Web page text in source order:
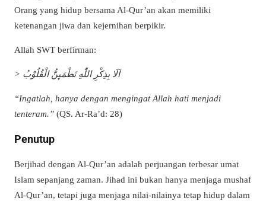
Orang yang hidup bersama Al-Qur’an akan memiliki
ketenangan jiwa dan kejernihan berpikir.
Allah SWT berfirman:
> اَلَا بِذِكْرِ اللّٰهِ تَطْمَىِٕنُّ الْقُلُوْبُ
“Ingatlah, hanya dengan mengingat Allah hati menjadi
tenteram.” (QS. Ar-Ra’d: 28)
Penutup
Berjihad dengan Al-Qur’an adalah perjuangan terbesar umat
Islam sepanjang zaman. Jihad ini bukan hanya menjaga mushaf
Al-Qur’an, tetapi juga menjaga nilai-nilainya tetap hidup dalam